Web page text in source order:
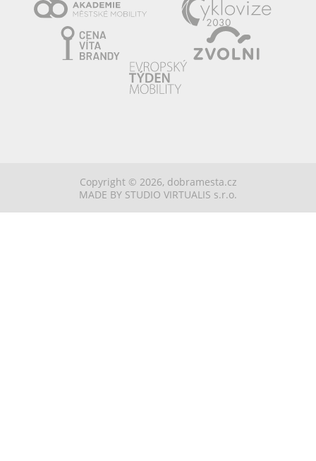
Copyright © 2026, dobramesta.cz
MADE BY STUDIO VIRTUALIS s.r.o.